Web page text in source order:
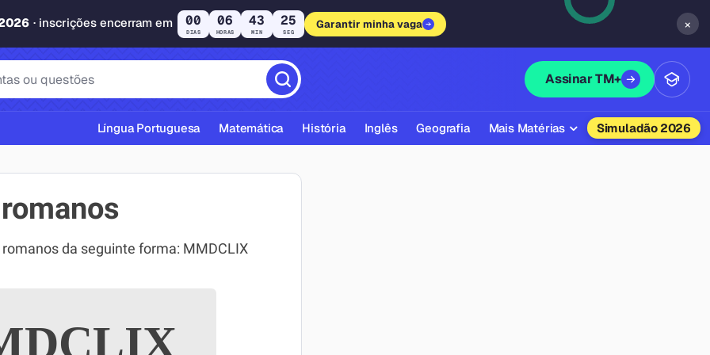
· inscrições encerram em 00
DIAS
06
HORAS
43
MIN
24
SEG
Garantir minha vaga ×
Assinar TM+
ABNT
Língua Portuguesa Matemática História Inglês Geografia Mais Matérias Simuladão 2026
da seguinte forma: MMDCLIX